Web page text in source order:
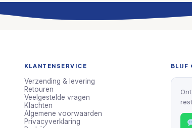
KLANTENSERVICE
Verzending & levering
Retouren
Veelgestelde vragen
Klachten
Algemene voorwaarden
Privacyverklaring
BLIJF